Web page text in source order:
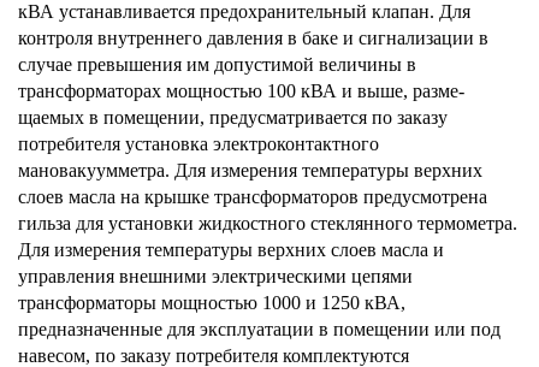
кВА устанавливается предохранительный клапан. Для
контроля внутреннего давления в баке и сигнализации в
случае превышения им допустимой величины в
трансформаторах мощностью 100 кВА и выше, разме­
щаемых в помещении, предусматривается по заказу
потребителя установка электроконтактного
мановакуумметра. Для измерения температуры верхних
слоев масла на крышке трансформаторов предусмотрена
гильза для установки жидкостного стеклянного термометра.
Для измерения температуры верхних слоев масла и
управления внешними электрическими цепями
трансформаторы мощностью 1000 и 1250 кВА,
предназначенные для эксплуатации в помещении или под
навесом, по заказу потребителя комплектуются